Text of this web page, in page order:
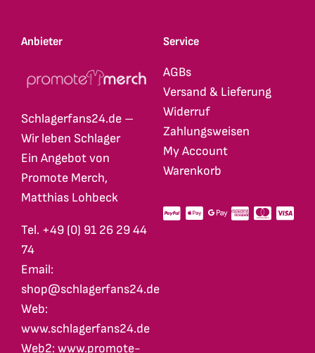
Anbieter
Schlagerfans24.de –
Wir leben Schlager
Ein Angebot von
Promote Merch,
Matthias Lohbeck
Tel. +49 (0) 91 26 29 44
74
Email:
shop@schlagerfans24.de
Web:
www.schlagerfans24.de
Web2: www.promote-
Service
AGBs
Versand & Lieferung
Widerruf
Zahlungsweisen
My Account
Warenkorb